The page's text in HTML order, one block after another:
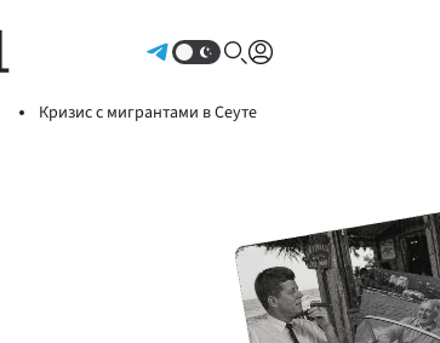
Кризис с мигрантами в Сеуте